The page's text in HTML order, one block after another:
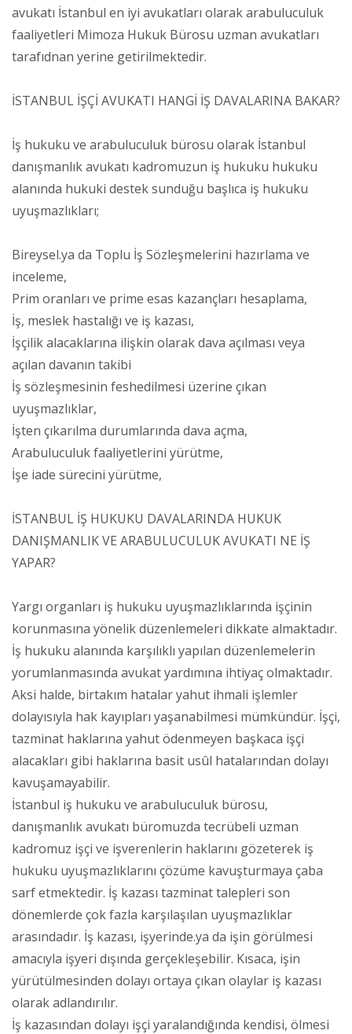
avukatı İstanbul en iyi avukatları olarak arabuluculuk
faaliyetleri Mimoza Hukuk Bürosu uzman avukatları
tarafıdnan yerine getirilmektedir.
İSTANBUL İŞÇİ AVUKATI HANGİ İŞ DAVALARINA BAKAR?
İş hukuku ve arabuluculuk bürosu olarak İstanbul
danışmanlık avukatı kadromuzun iş hukuku hukuku
alanında hukuki destek sunduğu başlıca iş hukuku
uyuşmazlıkları;
Bireysel.ya da Toplu İş Sözleşmelerini hazırlama ve
inceleme,
Prim oranları ve prime esas kazançları hesaplama,
İş, meslek hastalığı ve iş kazası,
İşçilik alacaklarına ilişkin olarak dava açılması veya
açılan davanın takibi
İş sözleşmesinin feshedilmesi üzerine çıkan
uyuşmazlıklar,
İşten çıkarılma durumlarında dava açma,
Arabuluculuk faaliyetlerini yürütme,
İşe iade sürecini yürütme,
İSTANBUL İŞ HUKUKU DAVALARINDA HUKUK
DANIŞMANLIK VE ARABULUCULUK AVUKATI NE İŞ
YAPAR?
Yargı organları iş hukuku uyuşmazlıklarında işçinin
korunmasına yönelik düzenlemeleri dikkate almaktadır.
İş hukuku alanında karşılıklı yapılan düzenlemelerin
yorumlanmasında avukat yardımına ihtiyaç olmaktadır.
Aksi halde, birtakım hatalar yahut ihmali işlemler
dolayısıyla hak kayıpları yaşanabilmesi mümkündür. İşçi,
tazminat haklarına yahut ödenmeyen başkaca işçi
alacakları gibi haklarına basit usûl hatalarından dolayı
kavuşamayabilir.
İstanbul iş hukuku ve arabuluculuk bürosu,
danışmanlık avukatı büromuzda tecrübeli uzman
kadromuz işçi ve işverenlerin haklarını gözeterek iş
hukuku uyuşmazlıklarını çözüme kavuşturmaya çaba
sarf etmektedir. İş kazası tazminat talepleri son
dönemlerde çok fazla karşılaşılan uyuşmazlıklar
arasındadır. İş kazası, işyerinde.ya da işin görülmesi
amacıyla işyeri dışında gerçekleşebilir. Kısaca, işin
yürütülmesinden dolayı ortaya çıkan olaylar iş kazası
olarak adlandırılır.
İş kazasından dolayı işçi yaralandığında kendisi, ölmesi